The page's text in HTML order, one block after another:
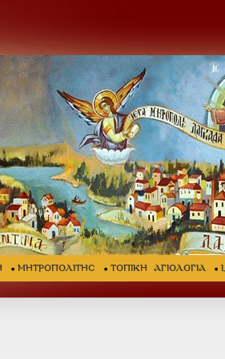
ΜΗΤΡΟΠΟΛΙΤΗΣ ΤΟΠΙΚΗ ΑΓΙΟΛΟΓΙΑ